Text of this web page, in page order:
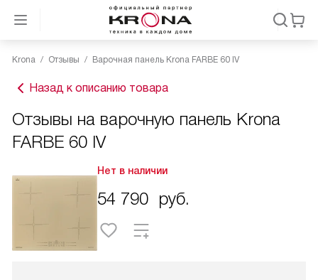
Krona Отзывы Варочная панель Krona FARBE 60 IV
Назад к описанию товара
Отзывы на варочную панель Krona
FARBE 60 IV
Нет в наличии
54 790 руб.